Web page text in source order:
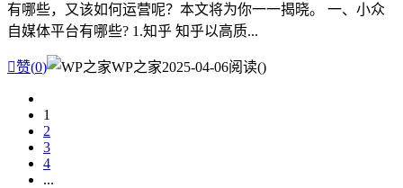
有哪些，又该如何运营呢？本文将为你一一揭晓。 一、小众
自媒体平台有哪些? 1.知乎 知乎以高质...
赞(0) WP之家2025-04-06阅读()
1
2
3
4
...